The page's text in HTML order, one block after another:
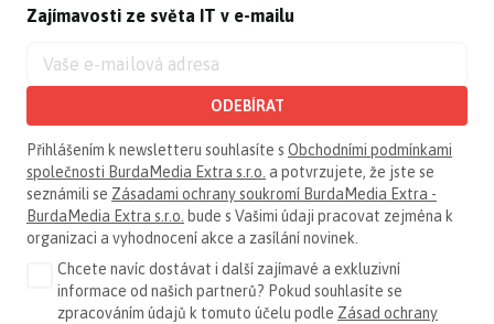
Zajímavosti ze světa IT v e-mailu
ODEBÍRAT
Přihlášením k newsletteru souhlasíte s Obchodními podmínkami
společnosti BurdaMedia Extra s.r.o. a potvrzujete, že jste se
seznámili se Zásadami ochrany soukromí BurdaMedia Extra -
BurdaMedia Extra s.r.o. bude s Vašimi údaji pracovat zejména k
organizaci a vyhodnocení akce a zasílání novinek.
Chcete navíc dostávat i další zajímavé a exkluzivní
informace od našich partnerů? Pokud souhlasíte se
zpracováním údajů k tomuto účelu podle Zásad ochrany